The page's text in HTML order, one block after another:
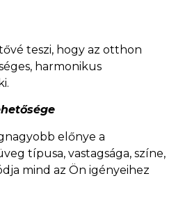
teszi, hogy az otthon
harmonikus
előnye a
típusa, vastagsága, színe,
mind az Ön igényeihez